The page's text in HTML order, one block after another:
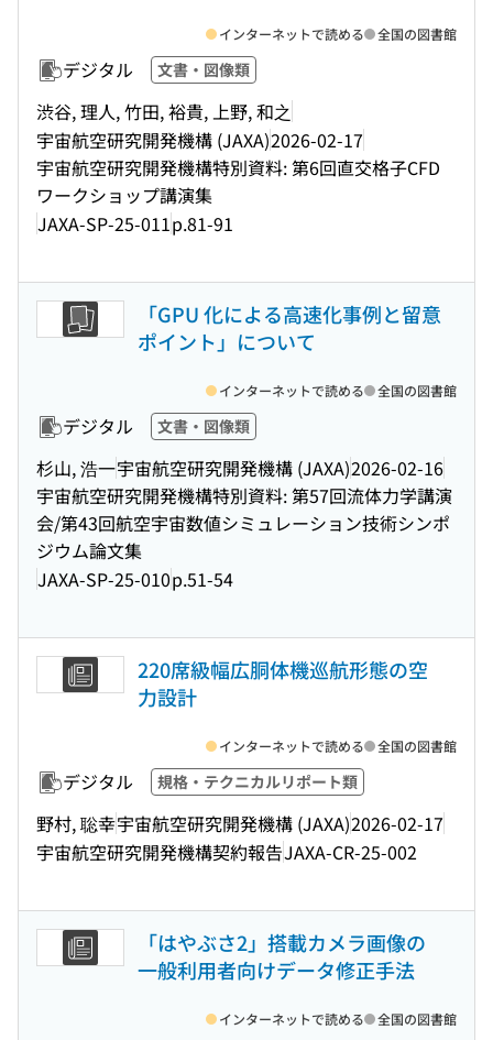
デジタル 文書・図像類
渋谷, 理人, 竹田, 裕貴, 上野, 和之
宇宙航空研究開発機構 (JAXA)2026-02-17
宇宙航空研究開発機構特別資料: 第6回直交格子CFD
ワークショップ講演集
JAXA-SP-25-011p.81-91
インターネットで読める 全国の図書館
「GPU 化による高速化事例と留意
ポイント」について
デジタル 文書・図像類
杉山, 浩一宇宙航空研究開発機構 (JAXA)2026-02-16
宇宙航空研究開発機構特別資料: 第57回流体力学講演
会/第43回航空宇宙数値シミュレーション技術シンポ
ジウム論文集
JAXA-SP-25-010p.51-54
インターネットで読める 全国の図書館
220席級幅広胴体機巡航形態の空
力設計
デジタル 規格・テクニカルリポート類
野村, 聡幸宇宙航空研究開発機構 (JAXA)2026-02-17
宇宙航空研究開発機構契約報告JAXA-CR-25-002
インターネットで読める 全国の図書館
「はやぶさ2」搭載カメラ画像の
一般利用者向けデータ修正手法
インターネットで読める 全国の図書館